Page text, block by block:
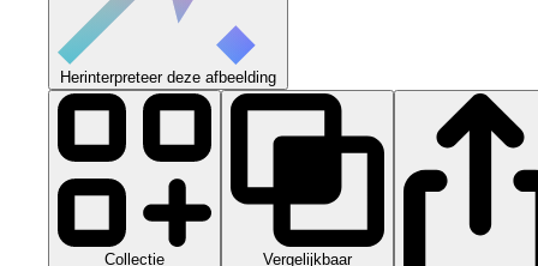
Herinterpreteer deze afbeelding
Collectie Vergelijkbaar